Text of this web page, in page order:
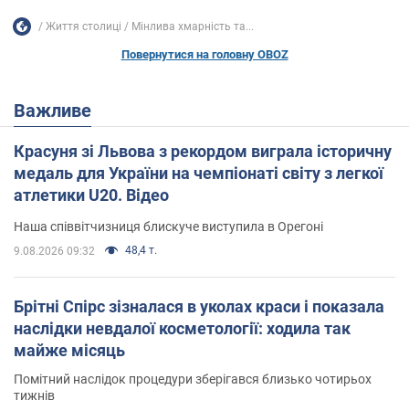
Життя столиці Мінлива хмарність та...
Повернутися на головну OBOZ
Важливе
Красуня зі Львова з рекордом виграла історичну
медаль для України на чемпіонаті світу з легкої
атлетики U20. Відео
Наша співвітчизниця блискуче виступила в Орегоні
9.08.2026 09:32 48,4 т.
Брітні Спірс зізналася в уколах краси і показала
наслідки невдалої косметології: ходила так
майже місяць
Помітний наслідок процедури зберігався близько чотирьох
тижнів